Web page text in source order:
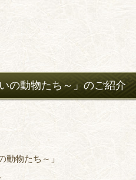
の動物たち～」のご紹介
物たち～」